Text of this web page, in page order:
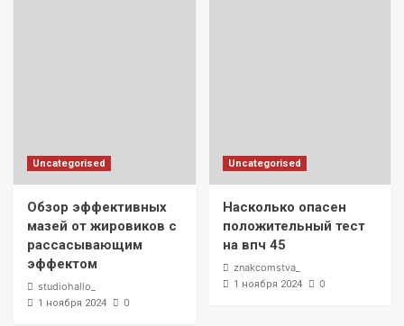
Uncategorised
Обзор эффективных
мазей от жировиков с
рассасывающим
эффектом
studiohallo_
1 ноября 2024 0
Uncategorised
Насколько опасен
положительный тест
на впч 45
znakcomstva_
1 ноября 2024 0